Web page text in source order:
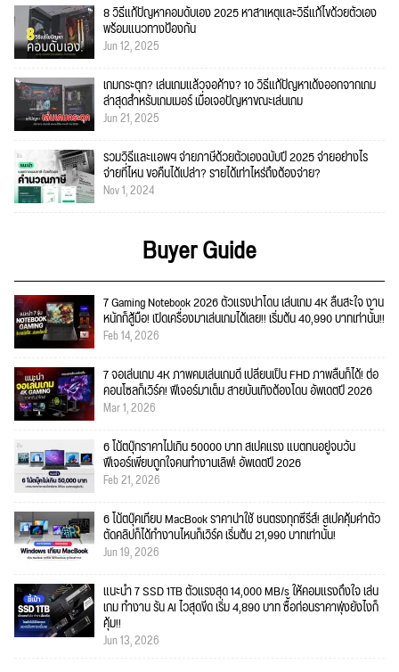
8 วิธีแก้ปัญหาคอมดับเอง 2025 หาสาเหตุและวิธีแก้ไขด้วยตัวเอง
พร้อมแนวทางป้องกัน
Jun 12, 2025
เกมกระตุก? เล่นเกมแล้วจอค้าง? 10 วิธีแก้ปัญหาเด้งออกจากเกม
ล่าสุดสำหรับเกมเมอร์ เมื่อเจอปัญหาขณะเล่นเกม
Jun 21, 2025
รวมวิธีและแอพฯ จ่ายภาษีด้วยตัวเองฉบับปี 2025 จ่ายอย่างไร
จ่ายที่ไหน ขอคืนได้เปล่า? รายได้เท่าไหร่ถึงต้องจ่าย?
Nov 1, 2024
Buyer Guide
7 Gaming Notebook 2026 ตัวแรงน่าโดน เล่นเกม 4K ลื่นสะใจ งาน
หนักก็สู้มือ! เปิดเครื่องมาเล่นเกมได้เลย!! เริ่มต้น 40,990 บาทเท่านั้น!!
Feb 14, 2026
7 จอเล่นเกม 4K ภาพคมเล่นเกมดี เปลี่ยนเป็น FHD ภาพลื่นก็ได้! ต่อ
คอนโซลก็เวิร์ค! ฟีเจอร์มาเต็ม สายบันเทิงต้องโดน อัพเดตปี 2026
Mar 1, 2026
6 โน้ตบุ๊กราคาไม่เกิน 50000 บาท สเปคแรง แบตทนอยู่จบวัน
ฟีเจอร์เพียบถูกใจคนทำงานเลิฟ! อัพเดตปี 2026
Feb 21, 2026
6 โน้ตบุ๊คเทียบ MacBook ราคาน่าใช้ ชนตรงทุกซีรีส์! สเปคคุ้มค่าตัว
ตัดคลิปก็ได้ทำงานไหนก็เวิร์ค เริ่มต้น 21,990 บาทเท่านั้น!
Jun 19, 2026
แนะนำ 7 SSD 1TB ตัวแรงสุด 14,000 MB/s ให้คอมแรงถึงใจ เล่น
เกม ทำงาน รัน AI ไวสุดขีด เริ่ม 4,890 บาท ซื้อก่อนราคาพุ่งยังไงก็
คุ้ม!!
Jun 13, 2026